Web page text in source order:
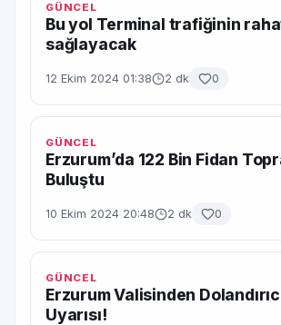
GÜNCEL
Bu yol Terminal trafiğinin
sağlayacak
12 Ekim 2024 01:38 2 dk 0
GÜNCEL
Erzurum’da 122 Bin Fidan
Buluştu
10 Ekim 2024 20:48 2 dk 0
GÜNCEL
Erzurum Valisinden
Uyarısı!